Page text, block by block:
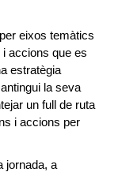
eixos temàtics
accions que es
estratègia
la seva
un full de ruta
i accions per
jornada, a